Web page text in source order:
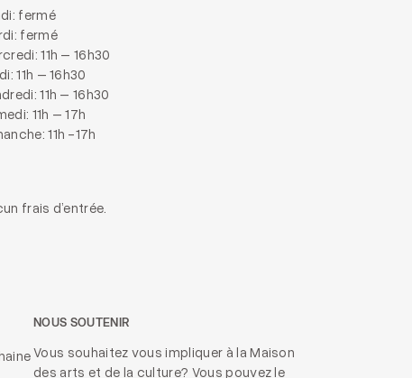
fermé
fermé
11h – 16h30
11h – 16h30
11h – 16h30
11h – 17h
11h -17h
frais d’entrée.
NOUS SOUTENIR
Vous souhaitez vous impliquer à la Maison
des arts et de la culture? Vous pouvez le